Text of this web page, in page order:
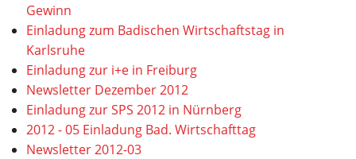
Gewinn
Einladung zum Badischen Wirtschaftstag in
Karlsruhe
Einladung zur i+e in Freiburg
Newsletter Dezember 2012
Einladung zur SPS 2012 in Nürnberg
2012 - 05 Einladung Bad. Wirtschafttag
Newsletter 2012-03